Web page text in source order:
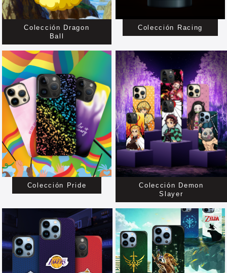
Colección Dragon
Ball
Colección Racing
Colección Pride
Colección Demon
Slayer